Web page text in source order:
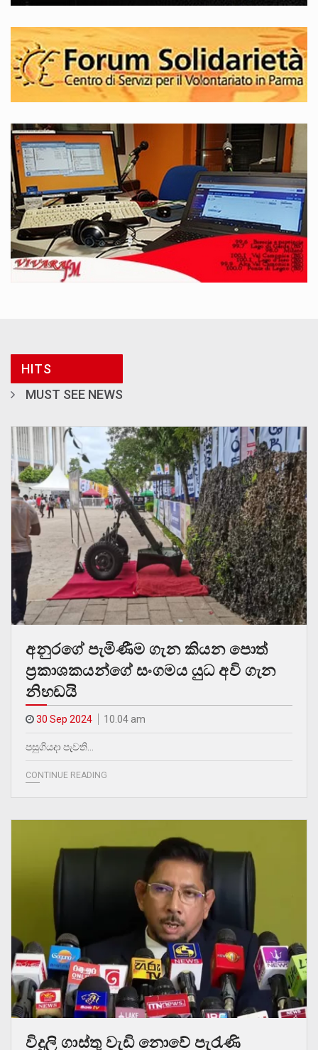
HITS
MUST SEE NEWS
අනුරගේ පැමිණීම ගැන කියන පොත්
ප්‍රකාශකයන්ගේ සංගමය යුධ අවි ගැන
නිහඩයි
30 Sep 2024 10.04 am
පසුගියදා පැවති…
CONTINUE READING
විදුලි ගාස්තු වැඩි නොවේ පැරැණි